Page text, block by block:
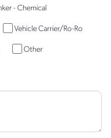
- Chemical
Vehicle Carrier/Ro-Ro
Other